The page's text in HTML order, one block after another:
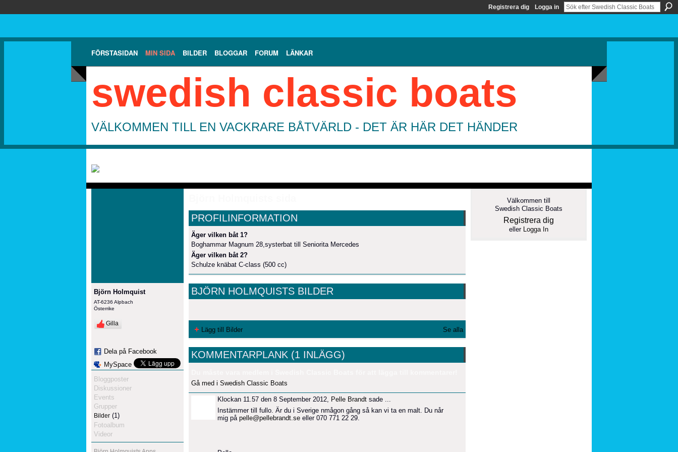
Registrera dig Logga in
FÖRSTASIDAN MIN SIDA BILDER BLOGGAR FORUM LÄNKAR
swedish classic boats
VÄLKOMMEN TILL EN VACKRARE BÅTVÄRLD - DET ÄR HÄR DET HÄNDER
Björn Holmquist
AT-6236 Alpbach
Österrike
Gilla
Dela på Facebook
MySpace
Bloggposter
Diskussioner
Events
Grupper
Bilder (1)
Fotoalbum
Videor
PROFILINFORMATION
Äger vilken båt 1?
Boghammar Magnum 28,systerbat till Seniorita Mercedes
Äger vilken båt 2?
Schulze knäbat C-class (500 cc)
BJÖRN HOLMQUISTS BILDER
Lägg till Bilder Se alla
KOMMENTARPLANK (1 INLÄGG)
Gå med i Swedish Classic Boats
Klockan 11.57 den 8 September 2012, Pelle Brandt sade ...
Instämmer till fullo. Är du i Sverige nmågon gång så kan vi ta en malt. Du når
mig på pelle@pellebrandt.se eller 070 771 22 29.
Välkommen till
Swedish Classic Boats
Registrera dig
eller Logga In